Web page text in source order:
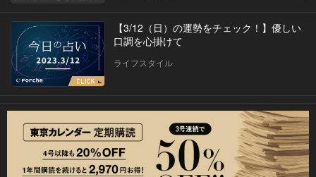
【3/12（日）の運勢をチェック！】優しい
口調を心掛けて
ライフスタイル